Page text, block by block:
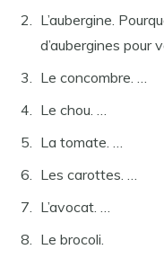
L’aubergine.
d’aubergines pour
Le concombre. …
Le chou. …
La tomate. …
Les carottes. …
L’avocat. …
Le brocoli.